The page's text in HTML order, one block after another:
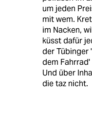
um jeden
mit wem.
im Nacken,
küsst dafür
der Tübinger
dem
Und über
die taz nicht.